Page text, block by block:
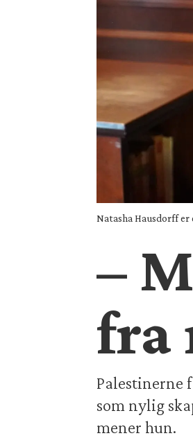
Natasha Hausdorff
–
fra
Palestinerne
som nylig
mener hun.